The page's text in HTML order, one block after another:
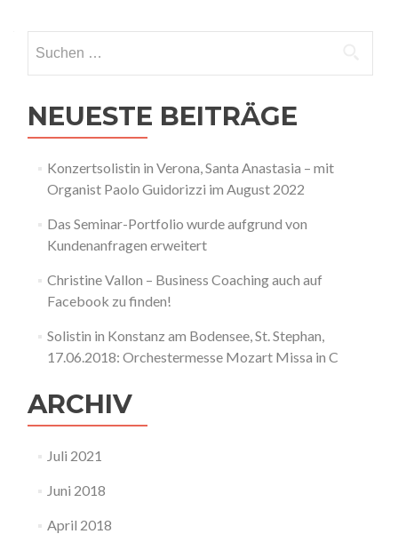
nach:
NEUESTE BEITRÄGE
Konzertsolistin in Verona, Santa Anastasia – mit
Organist Paolo Guidorizzi im August 2022
Das Seminar-Portfolio wurde aufgrund von
Kundenanfragen erweitert
Christine Vallon – Business Coaching auch auf
Facebook zu finden!
Solistin in Konstanz am Bodensee, St. Stephan,
17.06.2018: Orchestermesse Mozart Missa in C
ARCHIV
Juli 2021
Juni 2018
April 2018